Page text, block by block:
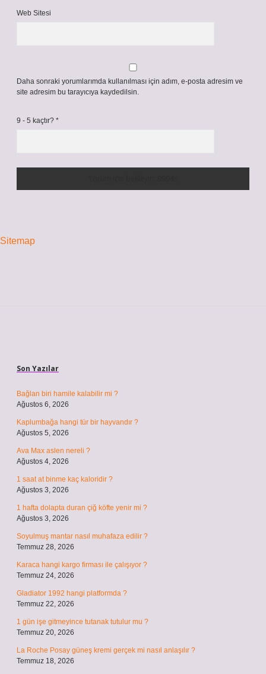
Web Sitesi
Daha sonraki yorumlarımda kullanılması için adım, e-posta adresim ve
site adresim bu tarayıcıya kaydedilsin.
9 - 5 kaçtır? *
Sitemap
Son Yazılar
Bağlan biri hamile kalabilir mi ?
Ağustos 6, 2026
Kaplumbağa hangi tür bir hayvandır ?
Ağustos 5, 2026
Ava Max aslen nereli ?
Ağustos 4, 2026
1 saat at binme kaç kaloridir ?
Ağustos 3, 2026
1 hafta dolapta duran çiğ köfte yenir mi ?
Ağustos 3, 2026
Soyulmuş mantar nasıl muhafaza edilir ?
Temmuz 28, 2026
Karaca hangi kargo firması ile çalışıyor ?
Temmuz 24, 2026
Gladiator 1992 hangi platformda ?
Temmuz 22, 2026
1 gün işe gitmeyince tutanak tutulur mu ?
Temmuz 20, 2026
La Roche Posay güneş kremi gerçek mi nasıl anlaşılır ?
Temmuz 18, 2026